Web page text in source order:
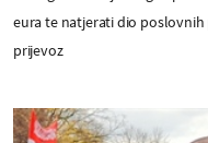
eura te natjerati dio
prijevoz